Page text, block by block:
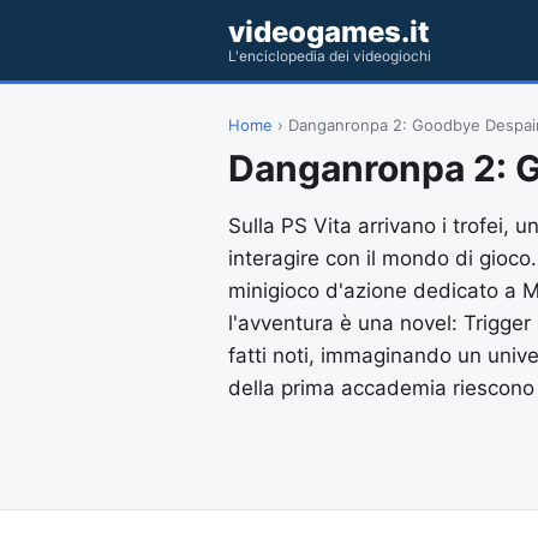
videogames.it
L'enciclopedia dei videogiochi
Home › Danganronpa 2: Goodbye
Danganronpa 2:
Sulla PS Vita arrivano i trofei,
interagire con il mondo di
minigioco d'azione dedicato a
l'avventura è una novel:
fatti noti, immaginando un
della prima accademia